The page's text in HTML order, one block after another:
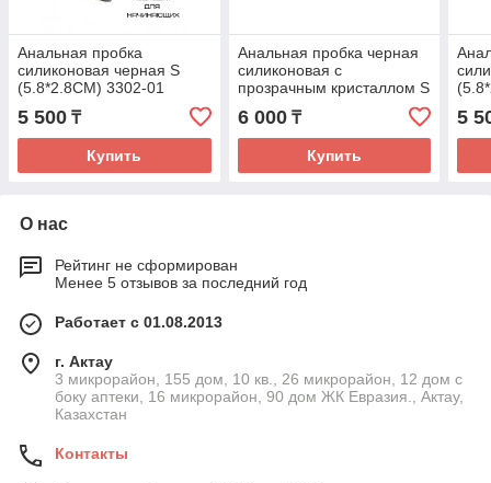
Анальная пробка
силиконовая черная S
(5.8*2.8CM) 3302-01
5 500 ₸
Купить
Анальная пробка черная
силиконовая с
прозрачным кристаллом S
3307-01
6 000₸
Купить
5
О нас
Рейтинг не сформирован
Менее 5 отзывов за последний год
Работает с 01.08.2013
г. Актау
3 микрорайон, 155 дом, 10 кв., 26 микрорайон, 12 дом с
боку аптеки, 16 микрорайон, 90 дом ЖК Евразия., Актау,
Казахстан
Контакты